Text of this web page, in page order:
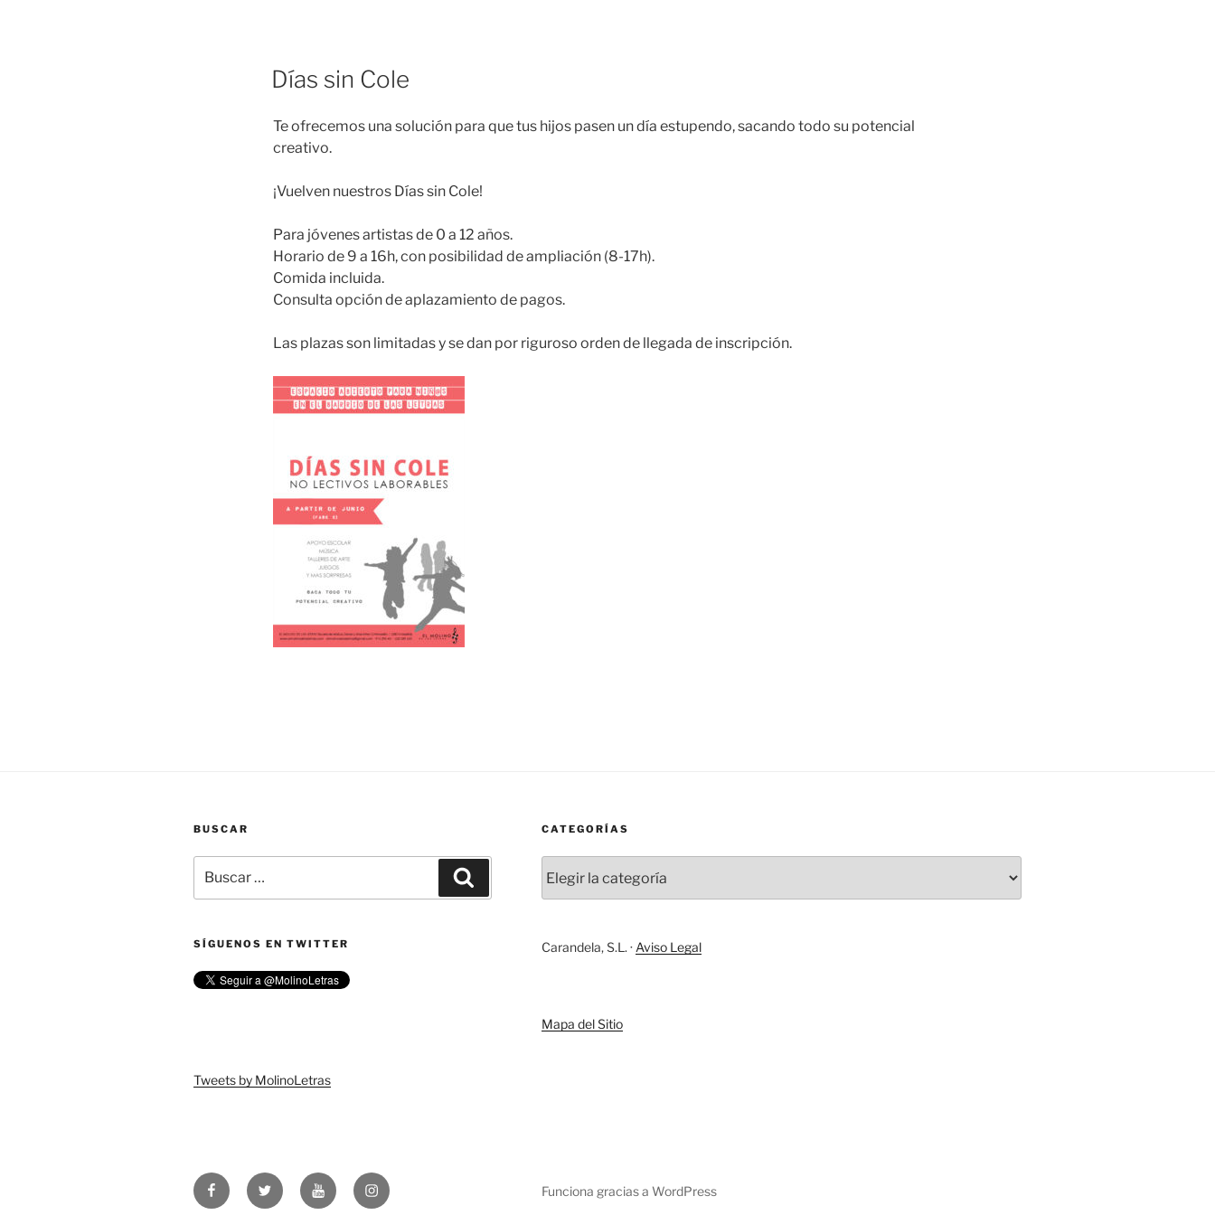
Días sin Cole
Te ofrecemos una solución para que tus hijos pasen un día estupendo, sacando todo su potencial
creativo.
¡Vuelven nuestros Días sin Cole!
Para jóvenes artistas de 0 a 12 años.
Horario de 9 a 16h, con posibilidad de ampliación (8-17h).
Comida incluida.
Consulta opción de aplazamiento de pagos.
Las plazas son limitadas y se dan por riguroso orden de llegada de inscripción.
BUSCAR
por:
SÍGUENOS EN TWITTER
Tweets by MolinoLetras
CATEGORÍAS
Carandela, S.L. · Aviso Legal
Mapa del Sitio
FacebookTwitter YouTubeInstagram Funciona gracias a WordPress